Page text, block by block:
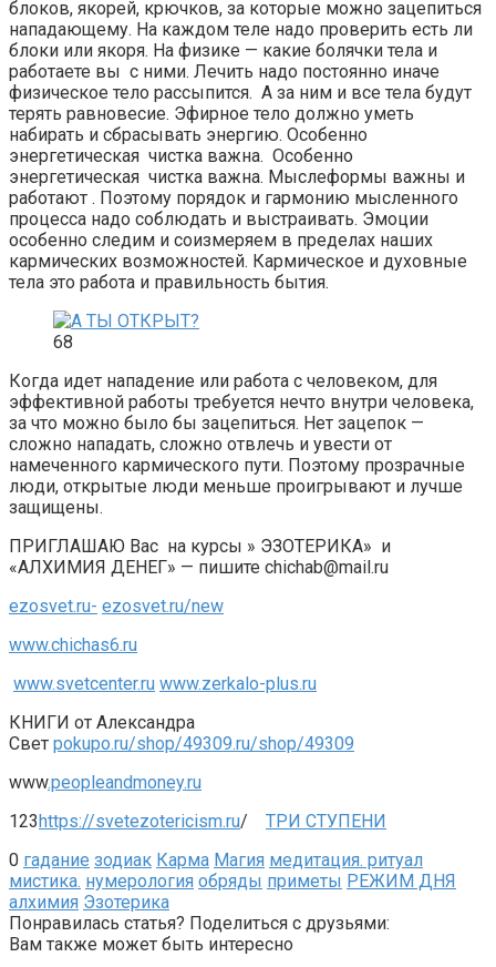
блоков, якорей, крючков, за которые можно зацепиться
нападающему. На каждом теле надо проверить есть ли
блоки или якоря. На физике — какие болячки тела и
работаете вы с ними. Лечить надо постоянно иначе
физическое тело рассыпится. А за ним и все тела будут
терять равновесие. Эфирное тело должно уметь
набирать и сбрасывать энергию. Особенно
энергетическая чистка важна. Особенно
энергетическая чистка важна. Мыслеформы важны и
работают . Поэтому порядок и гармонию мысленного
процесса надо соблюдать и выстраивать. Эмоции
особенно следим и соизмеряем в пределах наших
кармических возможностей. Кармическое и духовные
тела это работа и правильность бытия.
68
Когда идет нападение или работа с человеком, для
эффективной работы требуется нечто внутри человека,
за что можно было бы зацепиться. Нет зацепок —
сложно нападать, сложно отвлечь и увести от
намеченного кармического пути. Поэтому прозрачные
люди, открытые люди меньше проигрывают и лучше
защищены.
ПРИГЛАШАЮ Вас на курсы » ЭЗОТЕРИКА» и
«АЛХИМИЯ ДЕНЕГ» — пишите chichab@mail.ru
ezosvet.ru- ezosvet.ru/new
www.chichas6.ru
www.svetcenter.ru www.zerkalo-plus.ru
КНИГИ от Александра
Свет pokupo.ru/shop/49309.ru/shop/49309
www.peopleandmoney.ru
123https://svetezotericism.ru/ ТРИ СТУПЕНИ
0 гадание зодиак Карма Магия медитация. ритуал
мистика. нумерология обряды приметы РЕЖИМ ДНЯ
алхимия Эзотерика
Понравилась статья? Поделиться с друзьями:
Вам также может быть интересно